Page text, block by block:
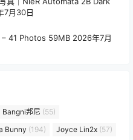
7月30日
41 Photos 59MB 2026年7月
Bangni邦尼 (55)
Bunny (194) Joyce Lin2x (57)